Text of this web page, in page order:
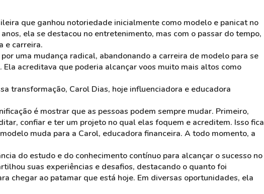
que ganhou notoriedade inicialmente como modelo e panicat no
ela se destacou no entretenimento, mas com o passar do tempo,
e carreira.
uma mudança radical, abandonando a carreira de modelo para se
acreditava que poderia alcançar voos muito mais altos como
transformação, Carol Dias, hoje influenciadora e educadora
é mostrar que as pessoas podem sempre mudar. Primeiro,
confiar e ter um projeto no qual elas foquem e acreditem. Isso fica
muda para a Carol, educadora financeira. A todo momento, a
do estudo e do conhecimento contínuo para alcançar o sucesso no
suas experiências e desafios, destacando o quanto foi
chegar ao patamar que está hoje. Em diversas oportunidades, ela